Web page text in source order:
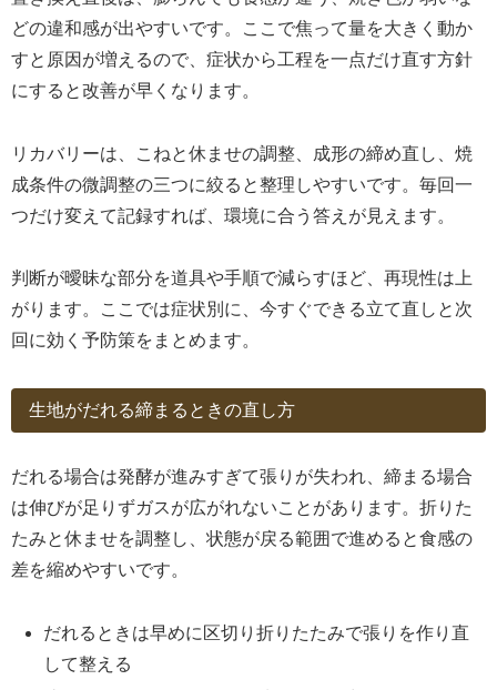
どの違和感が出やすいです。ここで焦って量を大きく動か
すと原因が増えるので、症状から工程を一点だけ直す方針
にすると改善が早くなります。
リカバリーは、こねと休ませの調整、成形の締め直し、焼
成条件の微調整の三つに絞ると整理しやすいです。毎回一
つだけ変えて記録すれば、環境に合う答えが見えます。
判断が曖昧な部分を道具や手順で減らすほど、再現性は上
がります。ここでは症状別に、今すぐできる立て直しと次
回に効く予防策をまとめます。
生地がだれる締まるときの直し方
だれる場合は発酵が進みすぎて張りが失われ、締まる場合
は伸びが足りずガスが広がれないことがあります。折りた
たみと休ませを調整し、状態が戻る範囲で進めると食感の
差を縮めやすいです。
だれるときは早めに区切り折りたたみで張りを作り直
して整える